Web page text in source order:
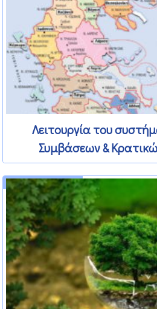
Λειτουργία του
Συμβάσεων &
13 Φεβρουαρίου 2013